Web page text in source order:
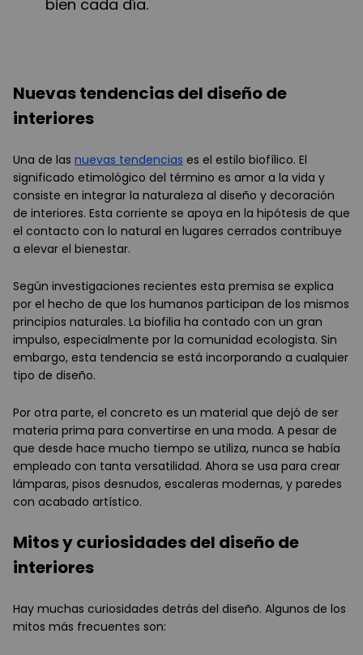
bien cada día.
Nuevas tendencias del diseño de
interiores
Una de las nuevas tendencias es el estilo biofílico. El
significado etimológico del término es amor a la vida y
consiste en integrar la naturaleza al diseño y decoración
de interiores. Esta corriente se apoya en la hipótesis de que
el contacto con lo natural en lugares cerrados contribuye
a elevar el bienestar.
Según investigaciones recientes esta premisa se explica
por el hecho de que los humanos participan de los mismos
principios naturales. La biofilia ha contado con un gran
impulso, especialmente por la comunidad ecologista. Sin
embargo, esta tendencia se está incorporando a cualquier
tipo de diseño.
Por otra parte, el concreto es un material que dejó de ser
materia prima para convertirse en una moda. A pesar de
que desde hace mucho tiempo se utiliza, nunca se había
empleado con tanta versatilidad. Ahora se usa para crear
lámparas, pisos desnudos, escaleras modernas, y paredes
con acabado artístico.
Mitos y curiosidades del diseño de
interiores
Hay muchas curiosidades detrás del diseño. Algunos de los
mitos más frecuentes son: